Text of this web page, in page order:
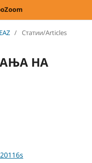
/ Статии/Articles
НА